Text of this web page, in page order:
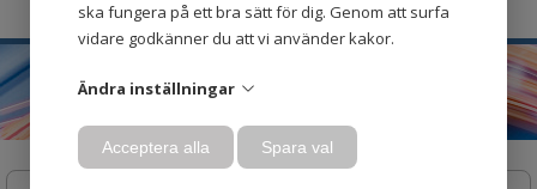
ska fungera på ett bra sätt för dig. Genom att surfa
vidare godkänner du att vi använder kakor.
Ändra inställningar
Acceptera alla Spara val